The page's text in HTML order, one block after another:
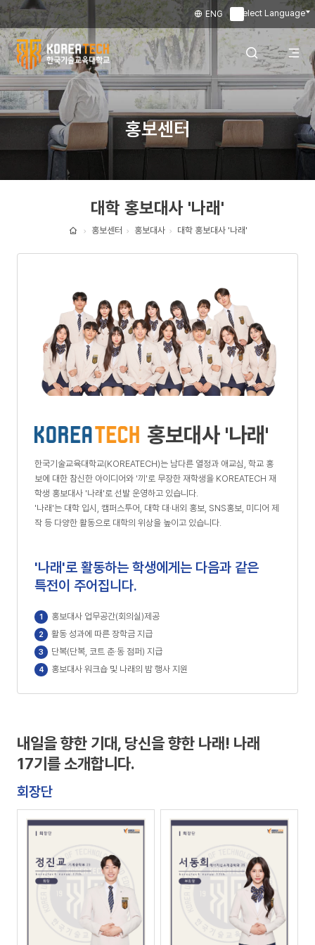
Select Language
ENG
한
국
교
학
전
뉴
홍보센터
홈
홍보센터 홍보대사 대학 홍보대사 '나래'
대학 홍보대사 '나래'
홍보대사 '나래'
한국기술교육대학교(KOREATECH)는 남다른 열정과 애교심, 학교 홍
보에 대한 참신한 아이디어와 '끼'로 무장한 재학생을 KOREATECH 재
학생 홍보대사 '나래'로 선발 운영하고 있습니다.
'나래'는 대학 입시, 캠퍼스투어, 대학 대·내외 홍보, SNS홍보, 미디어 제
작 등 다양한 활동으로 대학의 위상을 높이고 있습니다.
'나래'로 활동하는 학생에게는 다음과 같은
특전이 주어집니다.
홍보대사 업무공간(회의실)제공
활동 성과에 따른 장학금 지급
단복(단복, 코트 춘·동 점퍼) 지급
홍보대사 워크숍 및 나래의 밤 행사 지원
내일을 향한 기대, 당신을 향한 나래! 나래
17기를 소개합니다.
회장단